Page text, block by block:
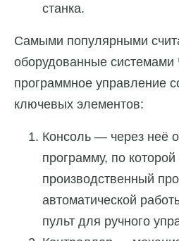
станка.
Самыми популярными
оборудованные
программное управление
ключевых элементов:
Консоль — через неё
программу, по
производственный
автоматической
пульт для ручного